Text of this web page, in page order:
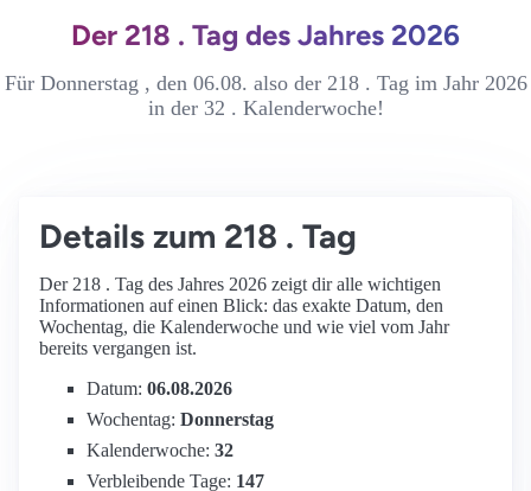
Der 218 . Tag des Jahres 2026
Für Donnerstag , den 06.08. also der 218 . Tag im Jahr 2026
in der 32 . Kalenderwoche!
Details zum 218 . Tag
Der 218 . Tag des Jahres 2026 zeigt dir alle wichtigen
Informationen auf einen Blick: das exakte Datum, den
Wochentag, die Kalenderwoche und wie viel vom Jahr
bereits vergangen ist.
Datum: 06.08.2026
Wochentag: Donnerstag
Kalenderwoche: 32
Verbleibende Tage: 147